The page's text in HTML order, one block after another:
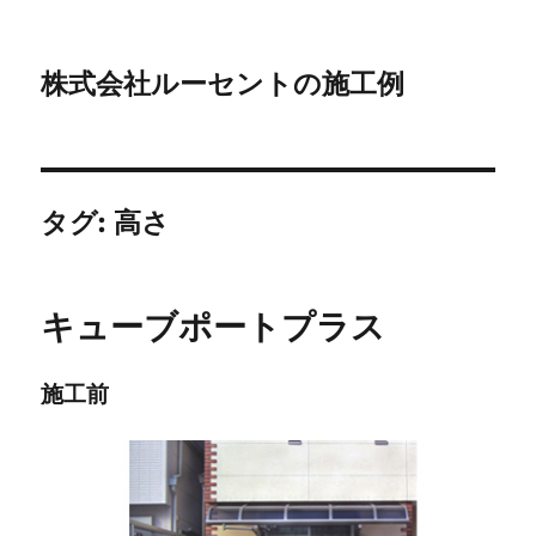
株式会社ルーセントの施工例
タグ: 高さ
キューブポートプラス
施工前